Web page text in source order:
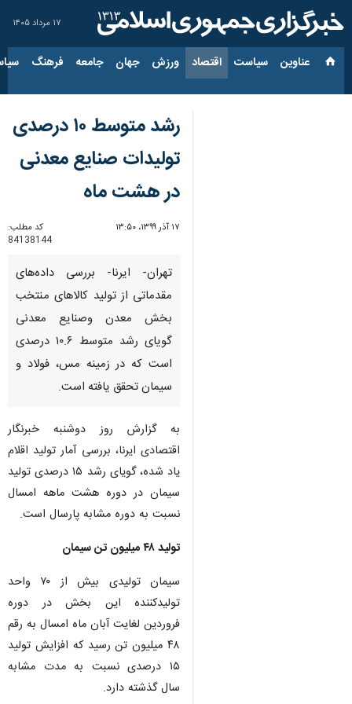
۱۷ مرداد ۱۴۰۵
عناوین‌ سیاست اقتصاد ورزش جهان جامعه فرهنگ
رشد متوسط ۱۰ درصدی
تولیدات صنایع معدنی
در هشت ماه
۱۷ آذر ۱۳۹۹، ۱۳:۵۰
کد مطلب:
84138144
تهران- ایرنا- بررسی داده‌های
مقدماتی از تولید کالاهای منتخب
بخش معدن وصنایع معدنی
گویای رشد متوسط ۱۰.۶ درصدی
است که در زمینه مس، فولاد و
سیمان تحقق یافته است.
به گزارش روز دوشنبه خبرنگار
اقتصادی ایرنا، بررسی آمار تولید اقلام
یاد شده، گویای رشد ۱۵ درصدی تولید
سیمان در دوره هشت ماهه امسال
نسبت به دوره مشابه پارسال است.
تولید ۴۸ میلیون تن سیمان
سیمان تولیدی بیش از ۷۰ واحد
تولیدکننده این بخش در دوره
فروردین لغایت آبان ماه امسال به رقم
۴۸ میلیون تن رسید که افزایش تولید
۱۵ درصدی نسبت به مدت مشابه
سال گذشته دارد.